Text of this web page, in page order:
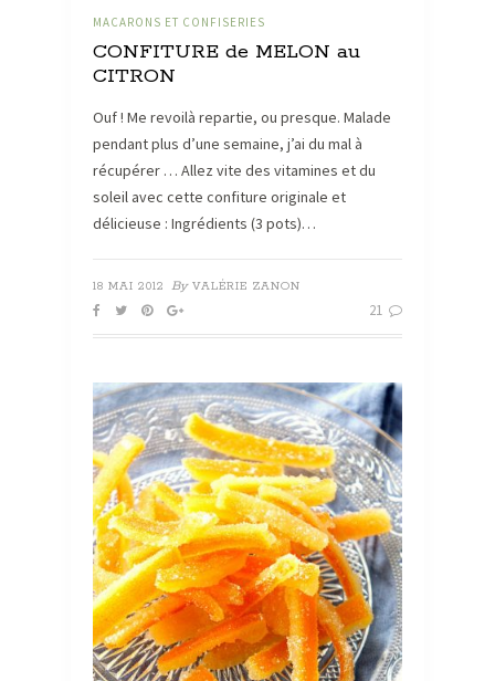
MACARONS ET CONFISERIES
CONFITURE de MELON au
CITRON
Ouf ! Me revoilà repartie, ou presque. Malade
pendant plus d’une semaine, j’ai du mal à
récupérer … Allez vite des vitamines et du
soleil avec cette confiture originale et
délicieuse : Ingrédients (3 pots)…
18 MAI 2012 By VALÉRIE ZANON
21